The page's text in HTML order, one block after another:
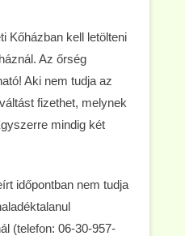
Kőházban kell letölteni
Az őrség
Aki nem tudja az
fizethet, melynek
mindig két
időpontban nem tudja
(telefon: 06-30-957-